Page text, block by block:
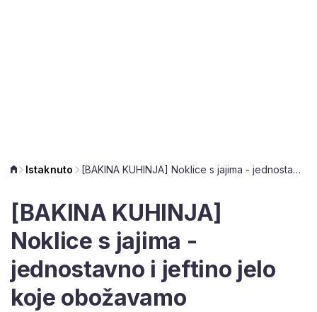
Istaknuto [BAKINA KUHINJA] Noklice s jajima - jednostavno i jeftino jelo koje obožavamo
[BAKINA KUHINJA]
Noklice s jajima -
jednostavno i jeftino jelo
koje obožavamo